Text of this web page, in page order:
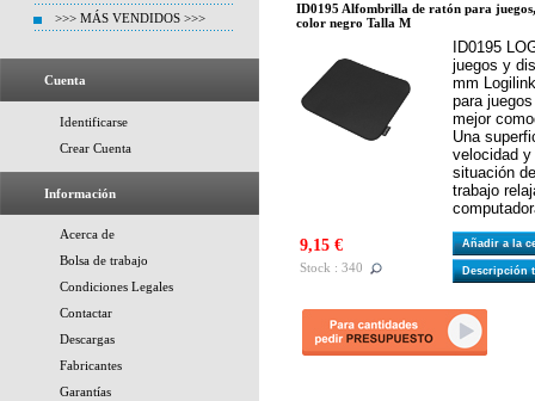
>>> MÁS VENDIDOS >>>
Cuenta
Identificarse
Crear Cuenta
Información
Acerca de
Bolsa de trabajo
Condiciones Legales
Contactar
Descargas
Fabricantes
Garantías
ID0195 Alfombrilla de ratón para
color negro Talla M
ID0195
juegos y
mm
para
mejor
Una
velocidad
situación
trabajo
9,15 €
Stock : 340
Añadir a la
Descripción